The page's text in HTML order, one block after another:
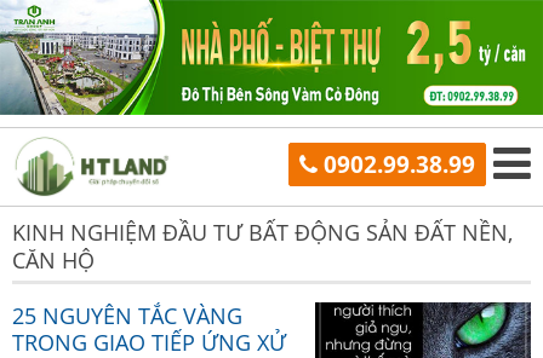
0902.99.38.99
KINH NGHIỆM ĐẦU TƯ BẤT ĐỘNG SẢN ĐẤT NỀN,
CĂN HỘ
25 NGUYÊN TẮC VÀNG
TRONG GIAO TIẾP ỨNG XỬ